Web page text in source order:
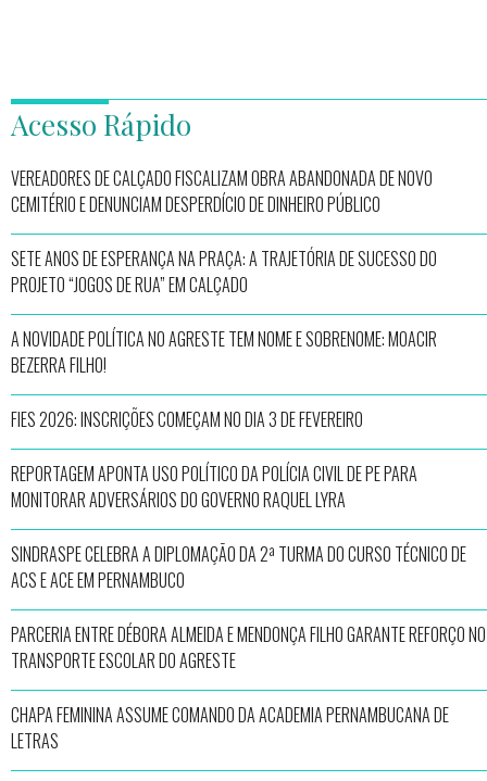
Acesso Rápido
VEREADORES DE CALÇADO FISCALIZAM OBRA ABANDONADA DE NOVO
CEMITÉRIO E DENUNCIAM DESPERDÍCIO DE DINHEIRO PÚBLICO
SETE ANOS DE ESPERANÇA NA PRAÇA: A TRAJETÓRIA DE SUCESSO DO
PROJETO “JOGOS DE RUA” EM CALÇADO
A NOVIDADE POLÍTICA NO AGRESTE TEM NOME E SOBRENOME: MOACIR
BEZERRA FILHO!
FIES 2026: INSCRIÇÕES COMEÇAM NO DIA 3 DE FEVEREIRO
REPORTAGEM APONTA USO POLÍTICO DA POLÍCIA CIVIL DE PE PARA
MONITORAR ADVERSÁRIOS DO GOVERNO RAQUEL LYRA
SINDRASPE CELEBRA A DIPLOMAÇÃO DA 2ª TURMA DO CURSO TÉCNICO DE
ACS E ACE EM PERNAMBUCO
PARCERIA ENTRE DÉBORA ALMEIDA E MENDONÇA FILHO GARANTE REFORÇO NO
TRANSPORTE ESCOLAR DO AGRESTE
CHAPA FEMININA ASSUME COMANDO DA ACADEMIA PERNAMBUCANA DE
LETRAS